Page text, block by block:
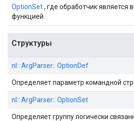
OptionSet, где обработчик является
функцией.
Структуры
nl:: ArgParser:: OptionDef
Определяет параметр командной
nl:: ArgParser:: OptionSet
Определяет группу логически